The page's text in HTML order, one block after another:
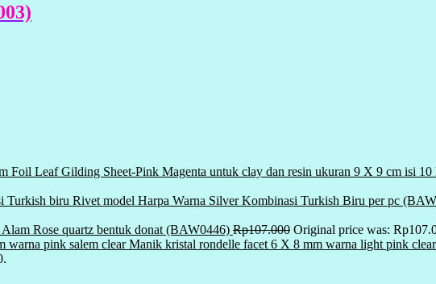
Foil Leaf Gilding Sheet-Pink Magenta untuk clay dan resin ukuran 9 X 9 cm isi
Rivet model Harpa Warna Silver Kombinasi Turkish Biru per pc
Rose quartz bentuk donat (BAW0446) Rp107.000 Original price was:
Manik kristal rondelle facet 6 X 8 mm warna light pink